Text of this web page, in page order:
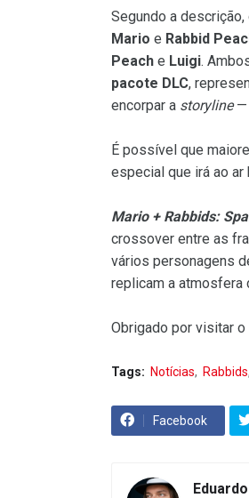
Segundo a descrição,
Mario e Rabbid
Peach e Luigi.
pacote DLC,
encorpar a storyline—
É possível que
especial que irá ao ar
Mario + Rabbids:
crossover entre as
vários personagens
replicam a atmosfera
Obrigado por visitar o
Tags: Notícias Rabbids
Facebook